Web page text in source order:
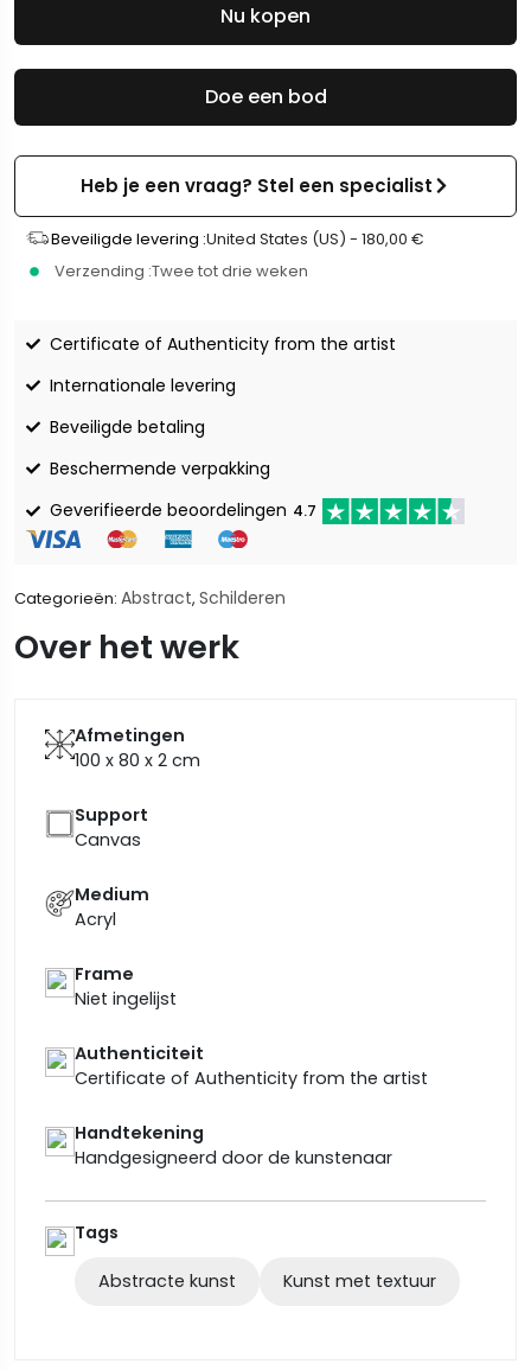
Doe een bod
Heb je een vraag? Stel een specialist
Beveiligde levering :United States (US) - 180,00 €
Verzending :Twee tot drie weken
Certificate of Authenticity from the artist
Internationale levering
Beveiligde betaling
Beschermende verpakking
Geverifieerde beoordelingen 4.7
Categorieën: Abstract, Schilderen
Nu kopen
Over het werk
Afmetingen
100 x 80 x 2 cm
Support
Canvas
Medium
Acryl
Frame
Niet ingelijst
Authenticiteit
Certificate of Authenticity from the artist
Handtekening
Handgesigneerd door de kunstenaar
Tags
Abstracte kunst Kunst met textuur